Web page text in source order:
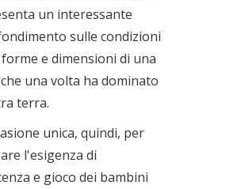
un interessante
sulle condizioni
e dimensioni di una
una volta ha dominato
terra.
unica, quindi, per
l'esigenza di
e gioco dei bambini